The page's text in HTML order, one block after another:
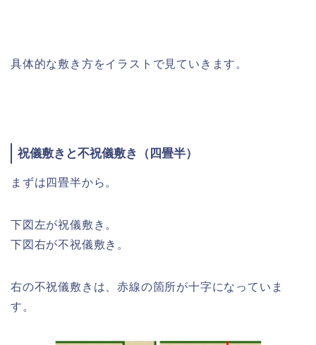
具体的な敷き方をイラストで見ていきます。
祝儀敷きと不祝儀敷き（四畳半）
まずは四畳半から。
下図左が祝儀敷き。
下図右が不祝儀敷き。
右の不祝儀敷きは、赤線の箇所が十字になっていま
す。